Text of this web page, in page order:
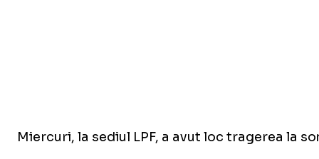
Miercuri, la sediul LPF, a avut loc tragerea la